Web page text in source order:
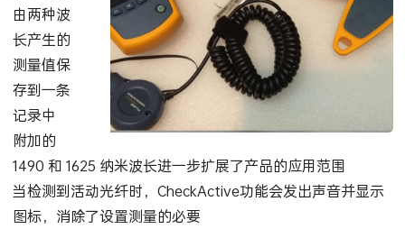
由两种波
长产生的
测量值保
存到一条
记录中
附加的
1490 和 1625 纳米波长进一步扩展了产品的应用范围
当检测到活动光纤时，CheckActive功能会发出声音并显示
图标，消除了设置测量的必要